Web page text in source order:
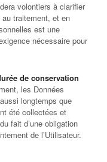
volontiers à clarifier
traitement, et en
est une
nécessaire pour
de conservation
les Données
longtemps que
été collectées et
fait d’une obligation
de l’Utilisateur.